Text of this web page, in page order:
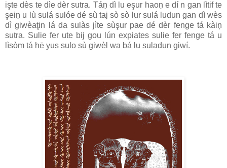
işte dès te dìe dèr sutra. Táņ dì lu eşur haoņ e dí n gan lìtif te
şeiņ u lù sulá sulóe dé sù taj sò sò lur sulá ludun gan dì wès
dì giwèaţin lá da sulàs jìte sùşur pae dé dèr fenge tá kàiņ
sutra. Sulie fer ute bij gou lún expiates sulie fer fenge tá u
lìsòm tá hē yus sulo sù giwèl wa bá lu suladun giwí.